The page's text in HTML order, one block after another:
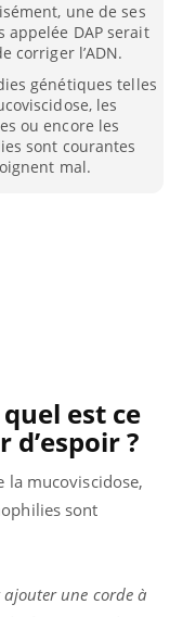
une de ses
appelée DAP serait
corriger l’ADN.
génétiques telles
les
ou encore les
sont courantes
mal.
est ce
?
la mucoviscidose,
sont
une corde à